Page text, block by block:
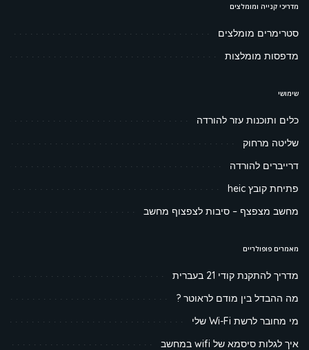
מדריכי קנייה ומומלצים
סטרימרים מומלצים
מדפסות מומלצות
שימושי
כלים ותוכנות עזר להורדה
שליטה מרחוק
דרייברים להורדה
פתיחת קובץ heic
מחשב מצפצף – סיבות לצפצוף מחשב
מאמרים פופולריים
מדריך להתקנת קודי 21 בעברית
מה ההבדל בין מודם לראוטר ?
מי מחובר לרשת Wi-Fi שלי
איך לגלות סיסמא של wifi במחשב